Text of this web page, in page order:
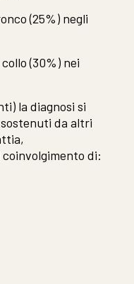
(25%) negli
(30%) nei
la diagnosi si
da altri
di: